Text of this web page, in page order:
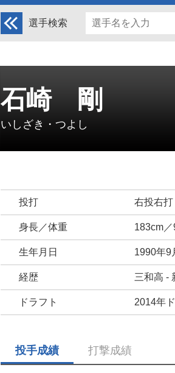
選手検索
石崎 剛
いしざき・つよし
投打 右投右打
身長／体重 183cm
生年月日 1990年9
経歴 三和高 -
ドラフト 2014年
投手成績 打撃成績